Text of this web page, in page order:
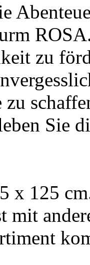
zu
Sie
x 125
mit